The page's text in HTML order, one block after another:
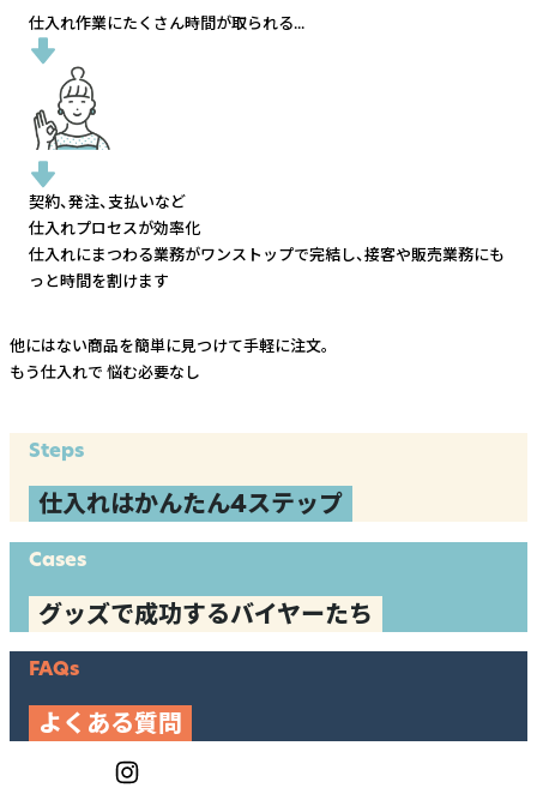
仕入れ作業にたくさん時間が取られる...
契約、発注、支払いなど
仕入れプロセスが効率化
仕入れにまつわる業務がワンストップで完結し、接客や販売業務にも
っと時間を割けます
他にはない商品を簡単に見つけて手軽に注文。
もう仕入れで 悩む必要なし
Steps
仕入れはかんたん4ステップ
Cases
グッズで成功するバイヤーたち
FAQs
よくある質問